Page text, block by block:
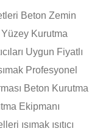
Beton Zemin
Kurutma
Uygun Fiyatlı
Profesyonel
Beton Kurutma
Ekipmanı
ısımak ısıtıcı